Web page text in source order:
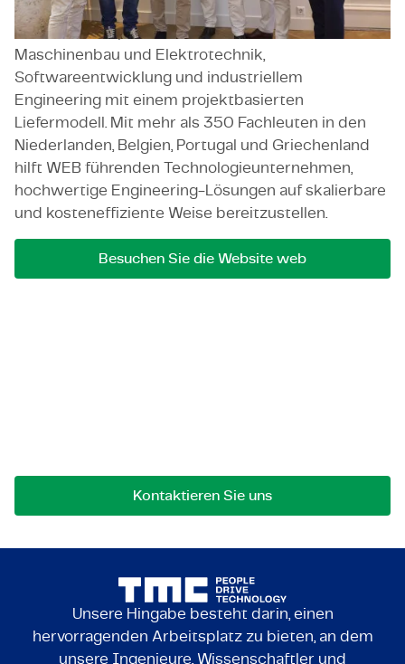
Skalierung. Das Unternehmen kombiniert starke
technische Expertise in Bereichen wie
Maschinenbau und Elektrotechnik,
Softwareentwicklung und industriellem
Engineering mit einem projektbasierten
Liefermodell. Mit mehr als 350 Fachleuten in den
Niederlanden, Belgien, Portugal und Griechenland
hilft WEB führenden Technologieunternehmen,
hochwertige Engineering-Lösungen auf skalierbare
und kosteneffiziente Weise bereitzustellen.
Besuchen Sie die Website web
Kontaktieren Sie uns
Unsere Hingabe besteht darin, einen
hervorragenden Arbeitsplatz zu bieten, an dem
unsere Ingenieure, Wissenschaftler und